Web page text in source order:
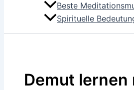
Beste
Spirituelle
Demut lernen